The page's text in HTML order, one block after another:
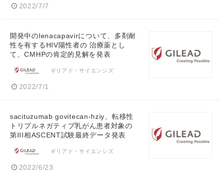
2022/7/7
開発中のlenacapavirについて、多剤耐
性を有するHIV陽性者の 治療薬とし
て、CMHPの肯定的見解を発表
ギリアド・サイエンシズ
2022/7/1
sacituzumab govitecan-hziy、転移性
トリプルネガティブ乳がん患者対象の
第III相ASCENT試験最終データ発表
ギリアド・サイエンシズ
2022/6/23